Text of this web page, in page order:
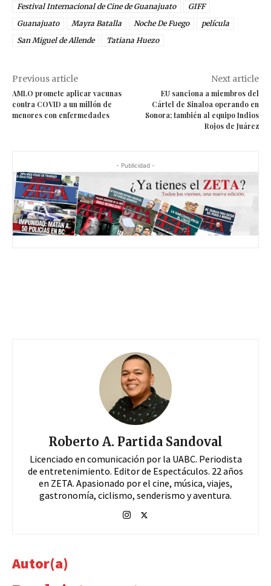
Festival Internacional de Cine de Guanajuato
GIFF
Guanajuato
Mayra Batalla Noche De Fuego
película
San Miguel de Allende
Previous article
AMLO promete aplicar vacunas
contra COVID a un millón de
menores con enfermedades
Next article
EU sanciona a miembros del
Cártel de Sinaloa operando en
Sonora; también al equipo Indios
Rojos de Juárez
- Publicidad -
Roberto A. Partida Sandoval
Licenciado en comunicación por la UABC. Periodista
de entretenimiento. Editor de Espectáculos. 22 años
en ZETA. Apasionado por el cine, música, viajes,
gastronomía, ciclismo, senderismo y aventura.
Autor(a)